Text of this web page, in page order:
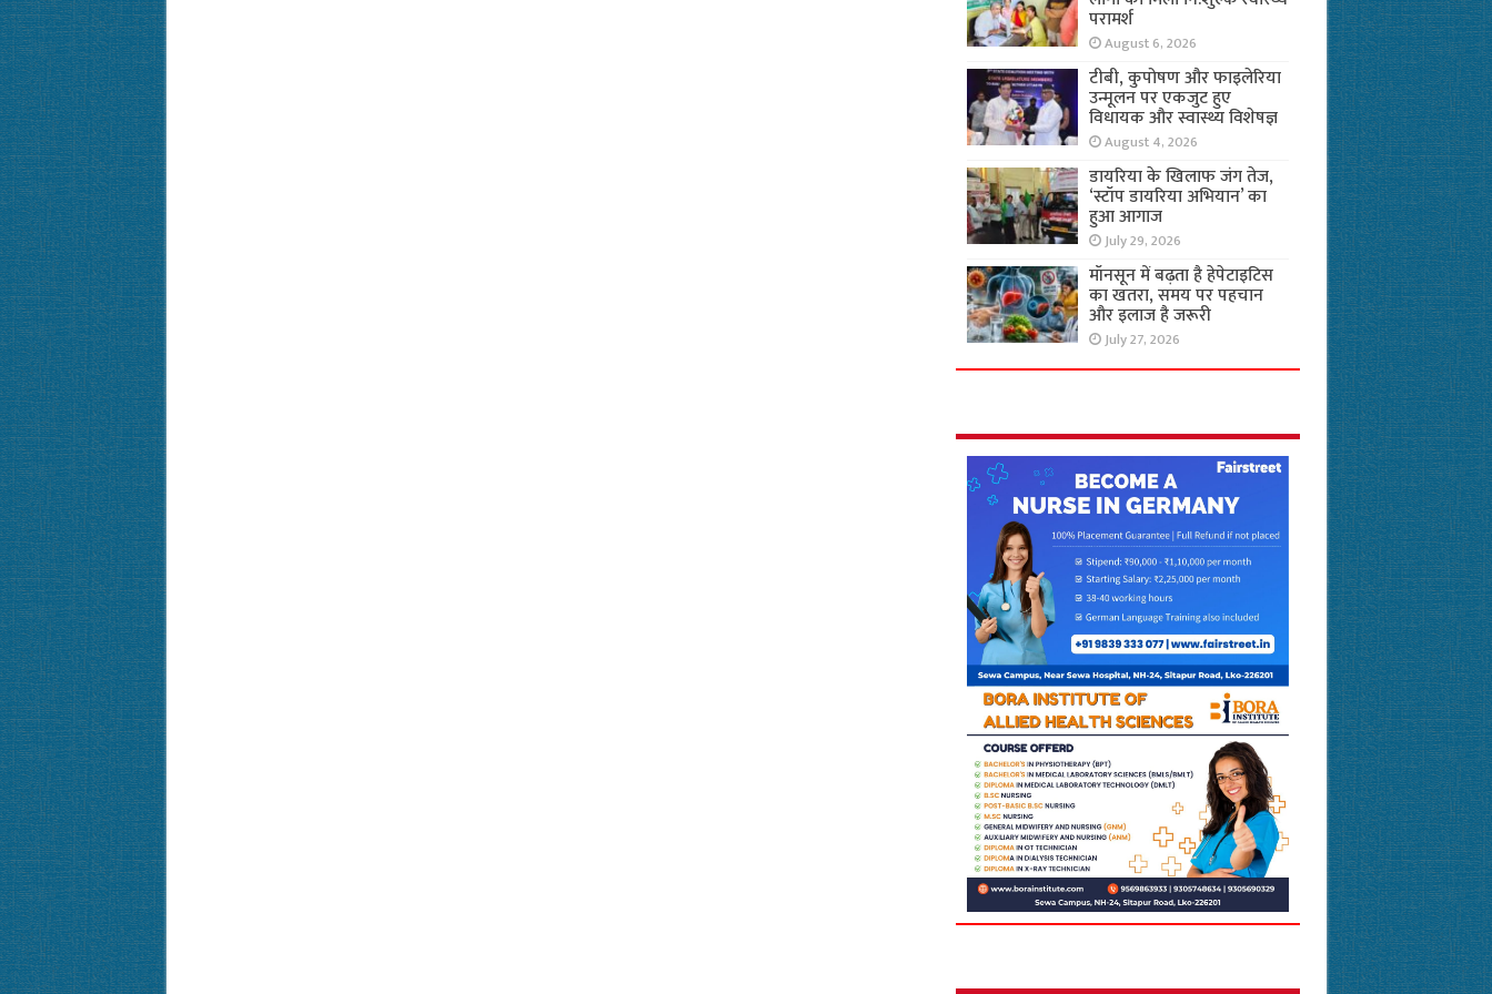
परामर्श
August 6, 2026
टीबी, कुपोषण और फाइलेरिया
उन्मूलन पर एकजुट हुए
विधायक और स्वास्थ्य विशेषज्ञ
August 4, 2026
डायरिया के खिलाफ जंग तेज,
‘स्टॉप डायरिया अभियान’ का
हुआ आगाज
July 29, 2026
मॉनसून में बढ़ता है हेपेटाइटिस
का खतरा, समय पर पहचान
और इलाज है जरूरी
July 27, 2026